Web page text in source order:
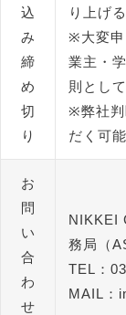
込
み
締
め
切
り
り上げ
※大変申
業主・
則とし
※弊社判
だく可
お
問
い
合
わ
せ
NIKKEI
務局（
TEL：
MAIL：